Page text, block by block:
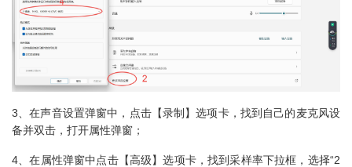
3、在声音设置弹窗中，点击【录制】选项卡，找到自己的麦克风设
备并双击，打开属性弹窗；
4、在属性弹窗中点击【高级】选项卡，找到采样率下拉框，选择“2